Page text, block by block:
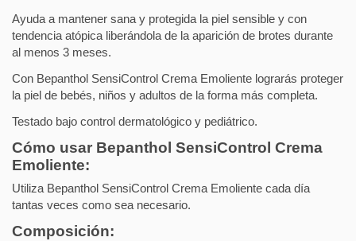
Ayuda a mantener sana y protegida la piel sensible y con
tendencia atópica liberándola de la aparición de brotes durante
al menos 3 meses.
Con Bepanthol SensiControl Crema Emoliente lograrás proteger
la piel de bebés, niños y adultos de la forma más completa.
Testado bajo control dermatológico y pediátrico.
Cómo usar Bepanthol SensiControl Crema
Emoliente:
Utiliza Bepanthol SensiControl Crema Emoliente cada día
tantas veces como sea necesario.
Composición: